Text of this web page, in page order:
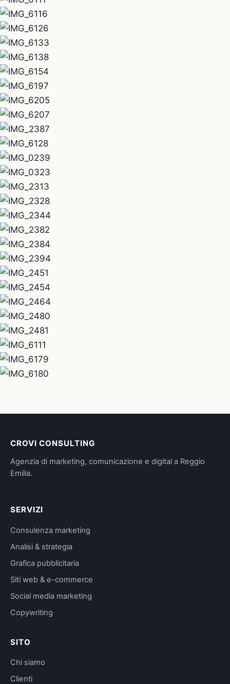
CROVI CONSULTING
Agenzia di marketing, comunicazione e digital a Reggio
Emilia.
SERVIZI
Consulenza marketing
Analisi & strategia
Grafica pubblicitaria
Siti web & e-commerce
Social media marketing
Copywriting
SITO
Chi siamo
Clienti